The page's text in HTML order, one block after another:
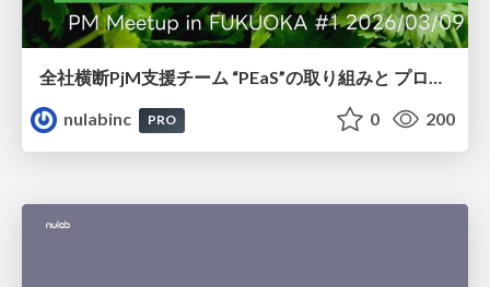
全社横断PjM⽀援チーム “PEaS”の取り組みと プロジェクトマネジメント でのAI活⽤について
nulabinc
PRO 0 200